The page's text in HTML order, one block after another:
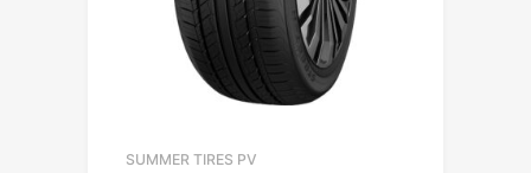
SUMMER TIRES PV